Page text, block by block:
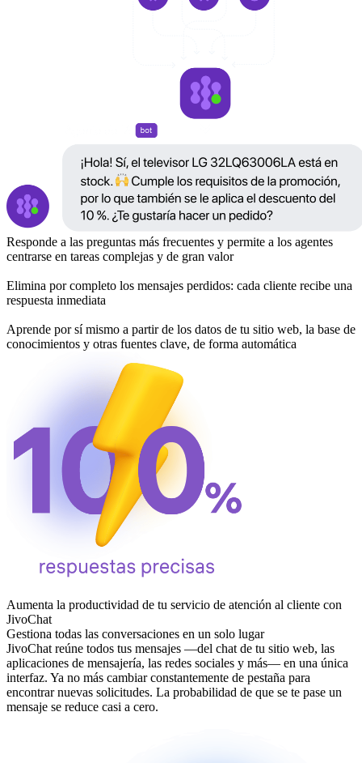
Responde a las preguntas más frecuentes y permite a los agentes
centrarse en tareas complejas y de gran valor
Elimina por completo los mensajes perdidos: cada cliente recibe una
respuesta inmediata
Aprende por sí mismo a partir de los datos de tu sitio web, la base de
conocimientos y otras fuentes clave, de forma automática
Aumenta la productividad de tu servicio de atención al cliente con
JivoChat
Gestiona todas las conversaciones en un solo lugar
JivoChat reúne todos tus mensajes —del chat de tu sitio web, las
aplicaciones de mensajería, las redes sociales y más— en una única
interfaz. Ya no más cambiar constantemente de pestaña para
encontrar nuevas solicitudes. La probabilidad de que se te pase un
mensaje se reduce casi a cero.